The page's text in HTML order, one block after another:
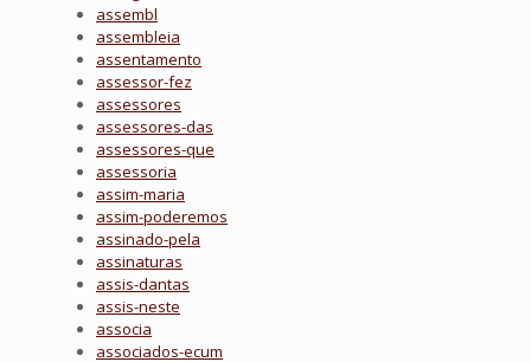
assembl
assembleia
assentamento
assessor-fez
assessores
assessores-das
assessores-que
assessoria
assim-maria
assim-poderemos
assinado-pela
assinaturas
assis-dantas
assis-neste
associa
associados-ecum